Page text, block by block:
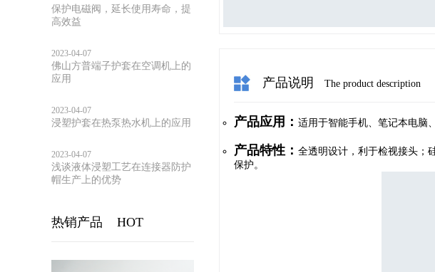
保护电磁阀，延长使用寿命，提
高效益
2023-04-07
佛山方普端子护套在空调机上的
应用
2023-04-07
浸塑护套在热泵热水机上的应用
2023-04-07
浅谈液体浸塑工艺在连接器防护
帽生产上的优势
热销产品 HOT
产品说明 The product description
产品应用： 适用于智能手机、笔记本电脑
产品特性： 全透明设计，利于检视接头；
保护。